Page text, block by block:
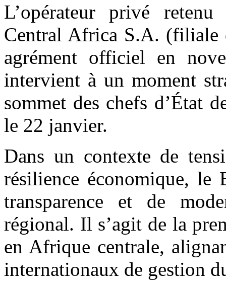
L’opérateur privé
Central Africa S.A. (filiale
agrément officiel en
intervient à un moment
sommet des chefs d’État
le 22 janvier.
Dans un contexte de
résilience économique, le
transparence et de
régional. Il s’agit de la
en Afrique centrale,
internationaux de gestion